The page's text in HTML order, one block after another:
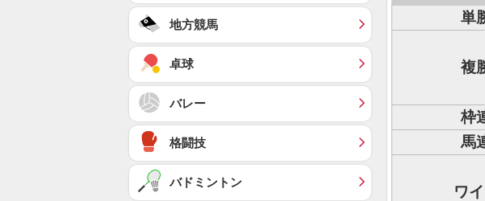
単
複
枠
馬
ワ
地方競馬
卓球
バレー
格闘技
バドミントン